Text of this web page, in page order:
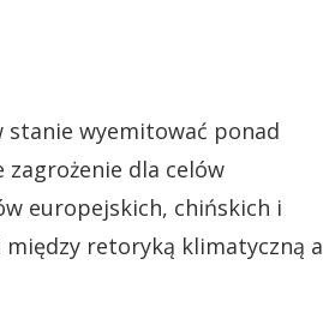
stanie wyemitować ponad
dla celów
europejskich, chińskich i
retoryką klimatyczną a